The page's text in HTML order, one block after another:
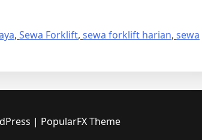
, Sewa Forklift, sewa forklift harian, sewa
| PopularFX Theme